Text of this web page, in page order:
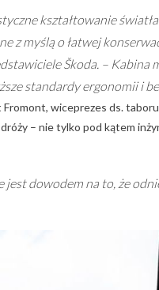
kształtowanie
z myślą o łatwej
Škoda. – Kabina
standardy ergonomii i
Fromont, wiceprezes ds.
– nie tylko pod kątem
jest dowodem na to, że